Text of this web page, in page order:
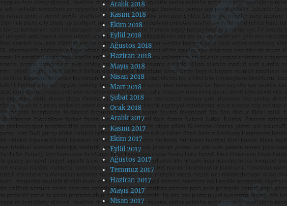
Aralık 2018
Kasım 2018
Ekim 2018
Eylül 2018
Ağustos 2018
Haziran 2018
Mayıs 2018
Nisan 2018
Mart 2018
Şubat 2018
Ocak 2018
Aralık 2017
Kasım 2017
Ekim 2017
Eylül 2017
Ağustos 2017
Temmuz 2017
Haziran 2017
Mayıs 2017
Nisan 2017